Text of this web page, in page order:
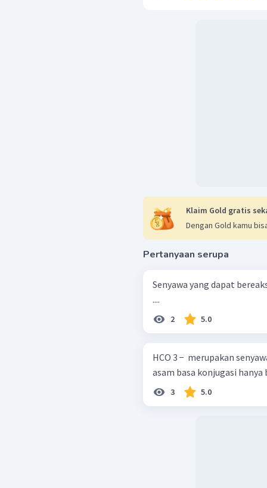
Klaim Gold gratis
Dengan Gold kamu
Pertanyaan serupa
Senyawa yang dapat
....
2 5.0
HCO 3 − ​ merupakan senyawa yang
asam basa konjugasi
3 5.0